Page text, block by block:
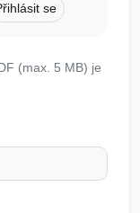
se
(max. 5 MB) je